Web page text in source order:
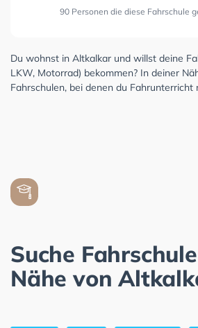
90 Personen die diese Fahrschule
Du wohnst in Altkalkar und willst deine
LKW, Motorrad) bekommen? In deiner
Fahrschulen, bei denen du Fahrunterricht
Suche
Nähe von